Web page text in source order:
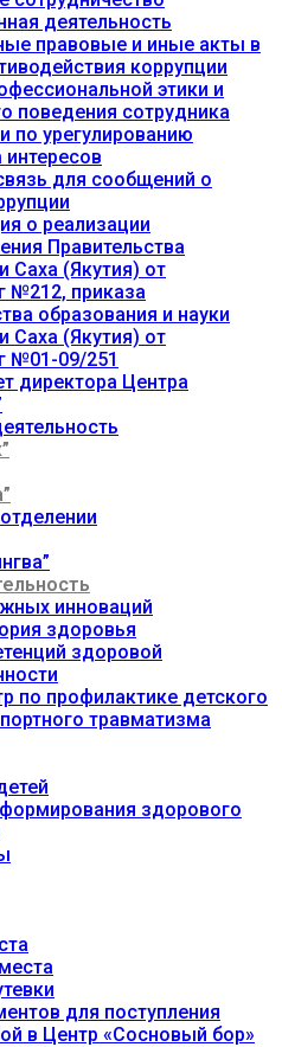
деятельность
правовые и иные акты в
коррупции
этики и
поведения сотрудника
по урегулированию
для сообщений о
о реализации
Правительства
Саха (Якутия) от
№212, приказа
образования и науки
Саха (Якутия) от
№01-09/251
директора Центра
инноваций
здоровья
здоровой
по профилактике детского
травматизма
здорового
для поступления
в Центр «Сосновый бор»